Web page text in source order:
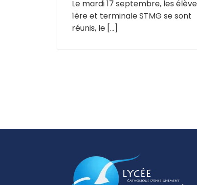
Le mardi 17 septembre, les
1ère et terminale STMG se sont
réunis, le […]